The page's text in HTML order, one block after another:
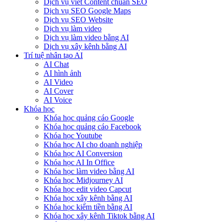
Dịch vụ viết Content chuẩn SEO
Dịch vụ SEO Google Maps
Dịch vụ SEO Website
Dịch vụ làm video
Dịch vụ làm video bằng AI
Dịch vụ xây kênh bằng AI
Trí tuệ nhân tạo AI
AI Chat
AI hình ảnh
AI Video
AI Cover
AI Voice
Khóa học
Khóa học quảng cáo Google
Khóa học quảng cáo Facebook
Khóa học Youtube
Khóa học AI cho doanh nghiệp
Khóa học AI Conversion
Khóa học AI In Office
Khóa học làm video bằng AI
Khóa học Midjourney AI
Khóa học edit video Capcut
Khóa học xây kênh bằng AI
Khóa học kiếm tiền bằng AI
Khóa học xây kênh Tiktok bằng AI